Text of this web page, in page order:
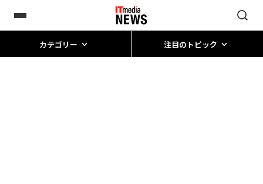
カテゴリー 注目のトピック